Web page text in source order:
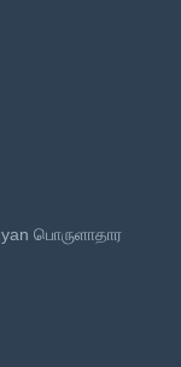
பொருளாதார